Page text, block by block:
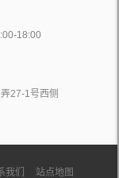
18:00
27-1号西侧
我们 站点地图